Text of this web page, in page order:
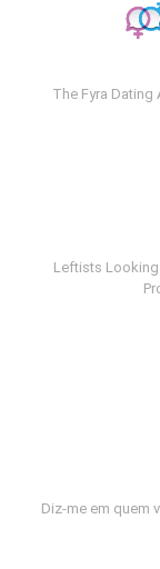
The Fyra
Leftists Looking
Diz-me em quem